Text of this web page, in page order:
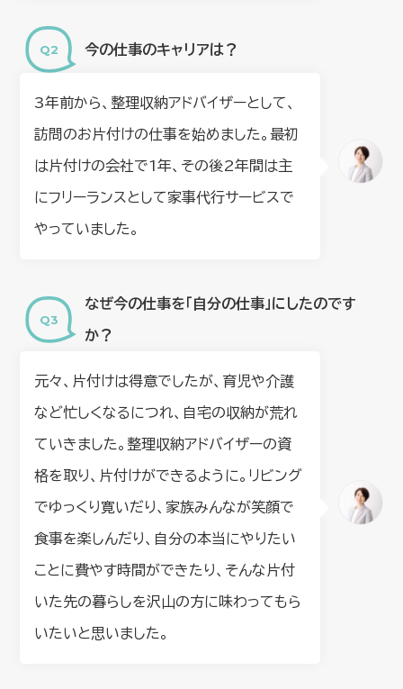
今の仕事のキャリアは？
3年前から、整理収納アドバイザーとして、
訪問のお片付けの仕事を始めました。最初
は片付けの会社で1年、その後2年間は主
にフリーランスとして家事代行サービスで
やっていました。
なぜ今の仕事を「自分の仕事」にしたのです
か？
元々、片付けは得意でしたが、育児や介護
など忙しくなるにつれ、自宅の収納が荒れ
ていきました。整理収納アドバイザーの資
格を取り、片付けができるように。リビング
でゆっくり寛いだり、家族みんなが笑顔で
食事を楽しんだり、自分の本当にやりたい
ことに費やす時間ができたり、そんな片付
いた先の暮らしを沢山の方に味わってもら
いたいと思いました。